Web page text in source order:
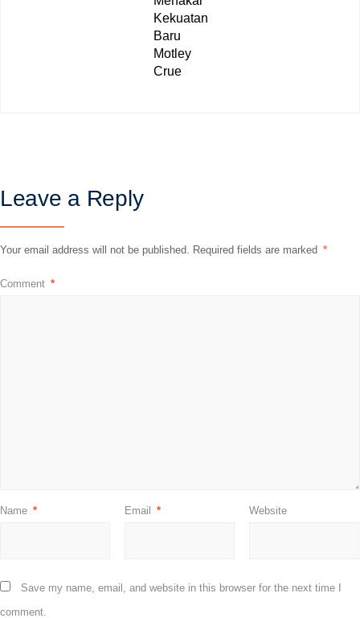
Kekuatan
Baru
Motley
Crue
Leave a Reply
Your email address will not be published. Required fields are marked *
Comment *
Name * Email * Website
Save my name, email, and website in this browser for the next time I
comment.